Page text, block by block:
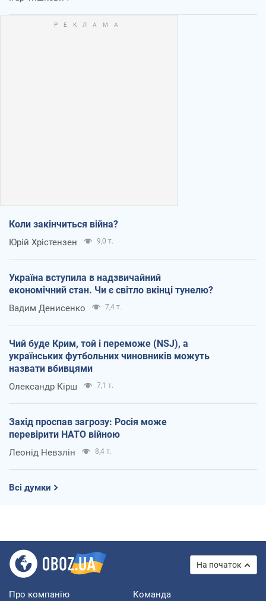
Коли закінчиться війна?
Юрій Хрістензен 9,0 т.
Україна вступила в надзвичайний
економічний стан. Чи є світло вкінці тунелю?
Вадим Денисенко 7,4 т.
Чий буде Крим, той і переможе (NSJ), а
українських футбольних чиновників можуть
назвати вбивцями
Олександр Кірш 7,1 т.
Захід проспав загрозу: Росія може
перевірити НАТО війною
Леонід Невзлін 8,4 т.
Всі думки
На початок
Про компанію Команда